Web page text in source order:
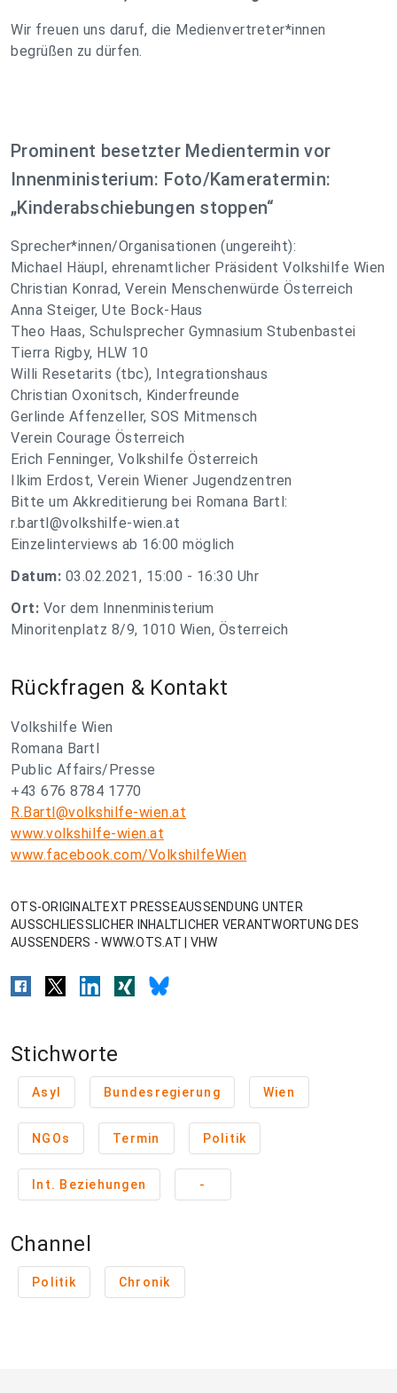
Wir freuen uns daruf, die Medienvertreter*innen
begrüßen zu dürfen.
Prominent besetzter Medientermin vor
Innenministerium: Foto/Kameratermin:
„Kinderabschiebungen stoppen“
Sprecher*innen/Organisationen (ungereiht):
Michael Häupl, ehrenamtlicher Präsident Volkshilfe Wien
Christian Konrad, Verein Menschenwürde Österreich
Anna Steiger, Ute Bock-Haus
Theo Haas, Schulsprecher Gymnasium Stubenbastei
Tierra Rigby, HLW 10
Willi Resetarits (tbc), Integrationshaus
Christian Oxonitsch, Kinderfreunde
Gerlinde Affenzeller, SOS Mitmensch
Verein Courage Österreich
Erich Fenninger, Volkshilfe Österreich
Ilkim Erdost, Verein Wiener Jugendzentren
Bitte um Akkreditierung bei Romana Bartl:
r.bartl@volkshilfe-wien.at
Einzelinterviews ab 16:00 möglich
Datum: 03.02.2021, 15:00 - 16:30 Uhr
Ort: Vor dem Innenministerium
Minoritenplatz 8/9, 1010 Wien, Österreich
Rückfragen & Kontakt
Volkshilfe Wien
Romana Bartl
Public Affairs/Presse
+43 676 8784 1770
R.Bartl@volkshilfe-wien.at
www.volkshilfe-wien.at
www.facebook.com/VolkshilfeWien
OTS-ORIGINALTEXT PRESSEAUSSENDUNG UNTER
AUSSCHLIESSLICHER INHALTLICHER VERANTWORTUNG DES
AUSSENDERS - WWW.OTS.AT | VHW
Stichworte
Asyl Bundesregierung Wien
NGOs Termin Politik
Int. Beziehungen -
Channel
Politik Chronik